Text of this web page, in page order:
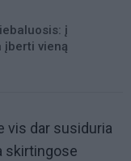
į
įberti vieną
vis dar susiduria
skirtingose